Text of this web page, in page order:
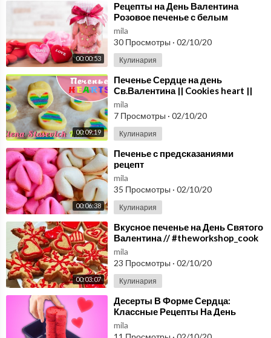
00:00:53
⁣Рецепты на День Валентина
Розовое печенье с белым
шоколадом
mila
30 Просмотры · 02/10/20
Кулинария
00:09:19
⁣Печенье Сердце на день
Св.Валентина || Cookies heart ||
Elena Stasevich HM
mila
7 Просмотры · 02/10/20
Кулинария
00:06:38
⁣Печенье с предсказаниями
рецепт
mila
35 Просмотры · 02/10/20
Кулинария
00:03:07
⁣Вкусное печенье на День Святого
Валентина // #theworkshop_cook
mila
23 Просмотры · 02/10/20
Кулинария
⁣Десерты В Форме Сердца:
Классные Рецепты На День
Святого Валентина
mila